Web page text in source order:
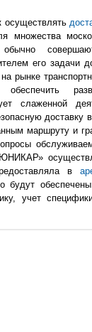
осуществлять
множества
обычно
его задачи
рынке
слаженной
доставку
маршруту и
в
будут
учет